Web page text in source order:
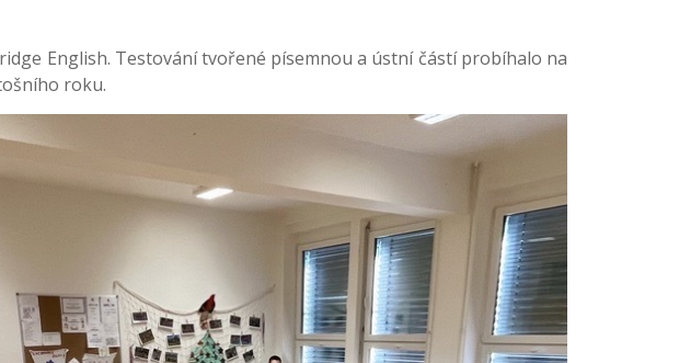
English. Testování tvořené písemnou a ústní částí probíhalo na
roku.